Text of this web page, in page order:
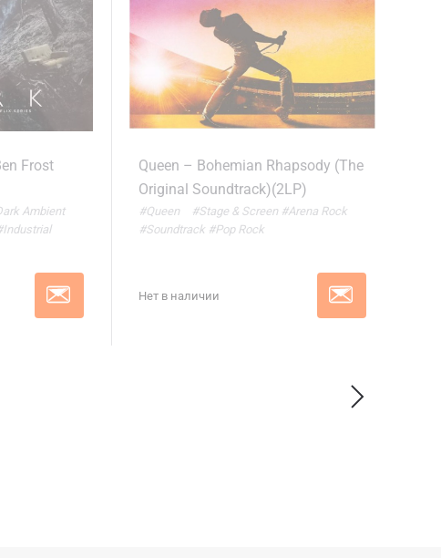
Frost
Ambient
Queen – Bohemian Rhapsody (The
Original Soundtrack)(2LP)
#Queen #Stage & Screen #Arena Rock
#Soundtrack #Pop Rock
Нет в наличии